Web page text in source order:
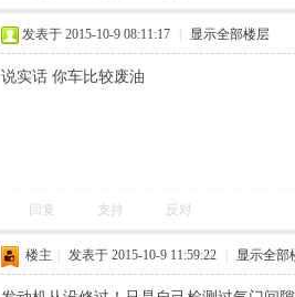
发表于 2015-10-9 08:11:17 显示全部楼层
说实话 你车比较废油
回复 支持 反对
楼主 发表于 2015-10-9 11:59:22 显示全部